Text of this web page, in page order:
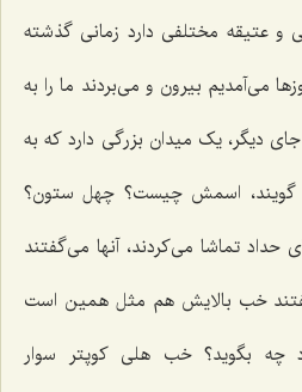
و عتیقه مختلفی دارد زمانی گذشته
می‌آمدیم بیرون و می‌بردند ما را به
دیگر، یک میدان بزرگی دارد که به
گویند، اسمش چیست؟ چهل ستون؟
حداد تماشا می‌کردند، آنها می‌گفتند
گفتند خب بالایش هم مثل همین است
چه بگوید؟ خب هلی کوپتر سوار